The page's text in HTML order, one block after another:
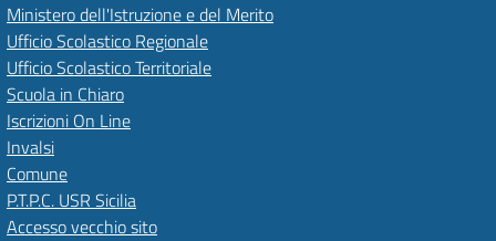
Ministero dell'Istruzione e del Merito
Ufficio Scolastico Regionale
Ufficio Scolastico Territoriale
Scuola in Chiaro
Iscrizioni On Line
Invalsi
Comune
P.T.P.C. USR Sicilia
Accesso vecchio sito